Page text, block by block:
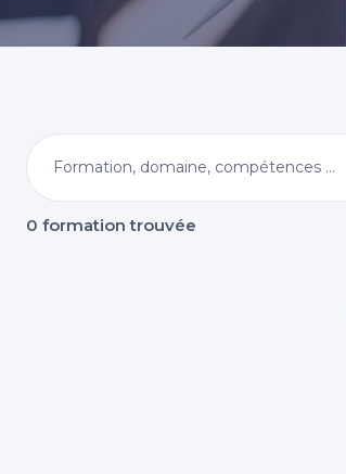
Formation Morbihan
0 formation trouvée